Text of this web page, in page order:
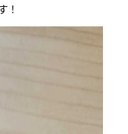
！